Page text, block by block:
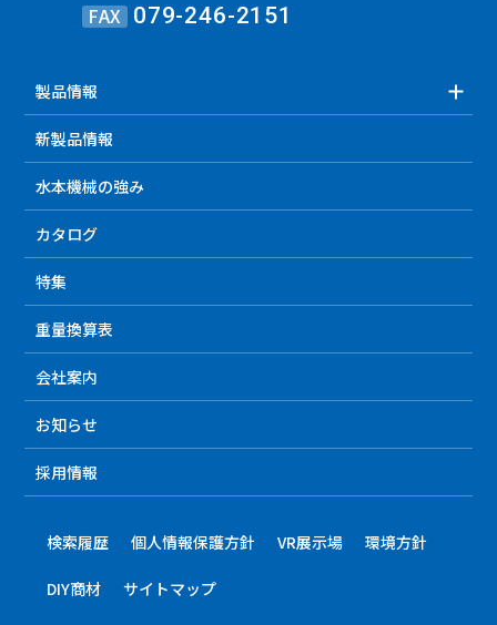
FAX 079-246-2151
製品情報
新製品情報
水本機械の強み
カタログ
特集
重量換算表
会社案内
お知らせ
採用情報
検索履歴 個人情報保護方針 VR展示場 環境方針
DIY商材 サイトマップ